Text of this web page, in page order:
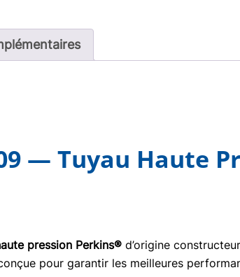
— Tuyau Haute
pression Perkins® d’origine
pour garantir les meilleures